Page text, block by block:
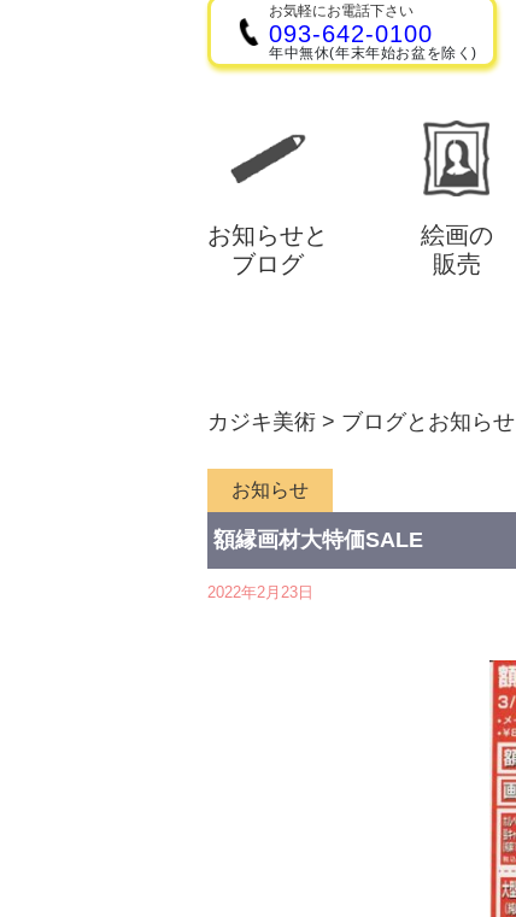
お気軽にお電話下さい
093-642-0100
年中無休(年末年始お盆を除く)
お知らせと
ブログ
絵画の
販売
カジキ美術 > ブログとお知らせ
お知らせ
額縁画材大特価SALE
2022年2月23日